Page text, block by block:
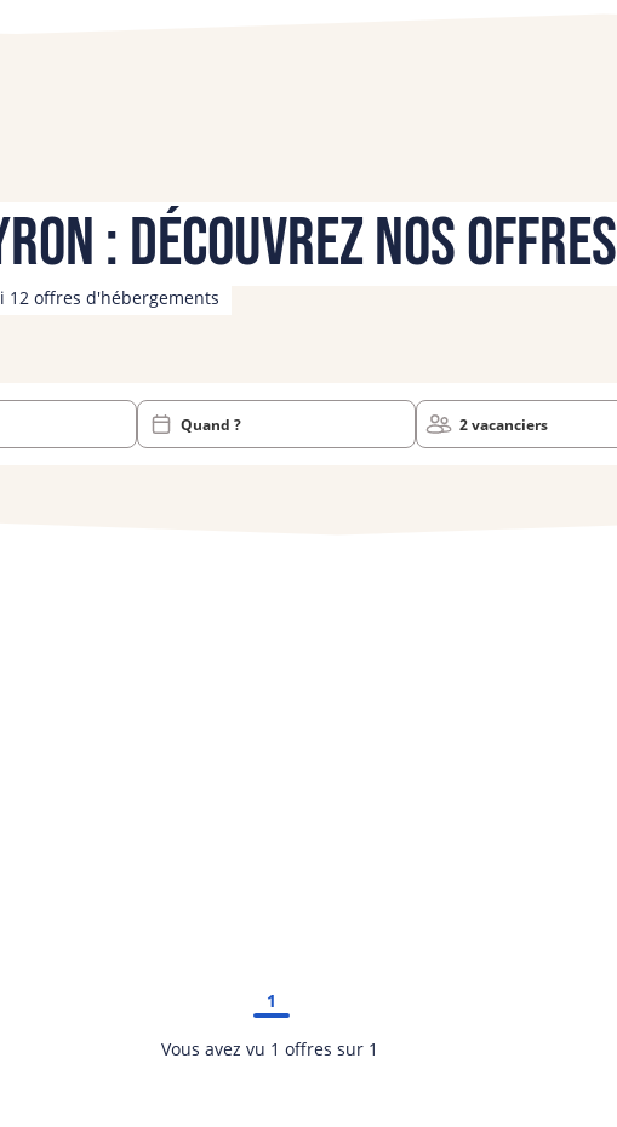
: découvrez nos offres
12 offres d'hébergements
Quand ? 2 vacanciers
***
1
Vous avez vu 1 offres sur 1